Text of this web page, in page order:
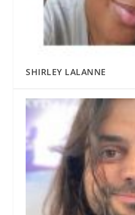
SHIRLEY LALANNE